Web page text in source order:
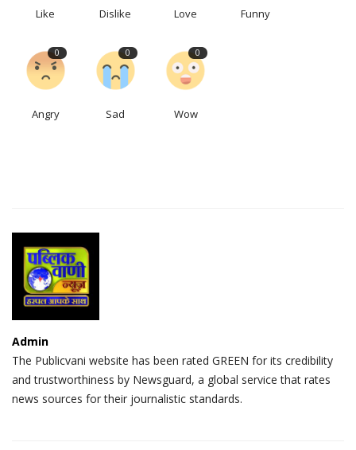
Like Dislike Love Funny
0
Angry
0
Sad
0
Wow
Admin
The Publicvani website has been rated GREEN for its credibility
and trustworthiness by Newsguard, a global service that rates
news sources for their journalistic standards.